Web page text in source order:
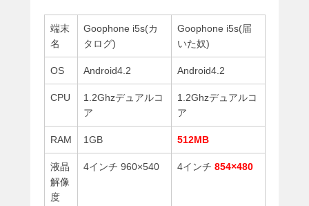
端末
名
Goophone i5s(カ
タログ)
Goophone i5s(届
いた奴)
OS Android4.2 Android4.2
CPU
1.2Ghzデュアルコ
ア
1.2Ghzデュアルコ
ア
RAM 1GB 512MB
液晶
解像
度
4インチ 960×540 4インチ 854×480